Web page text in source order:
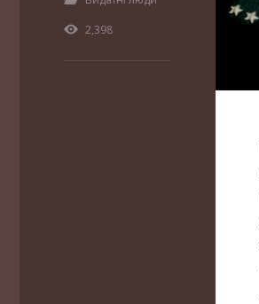
2,398